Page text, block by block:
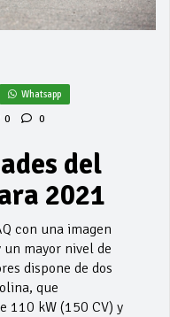
Whatsapp
0 0
del
2021
con una imagen
mayor nivel de
dispone de dos
que
110 kW (150 CV) y